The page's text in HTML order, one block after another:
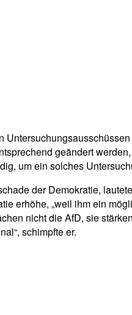
geändert
um ein solches
der Demokratie,
erhöhe, „weil ihm ein
nicht die AfD, sie
schimpfte er.